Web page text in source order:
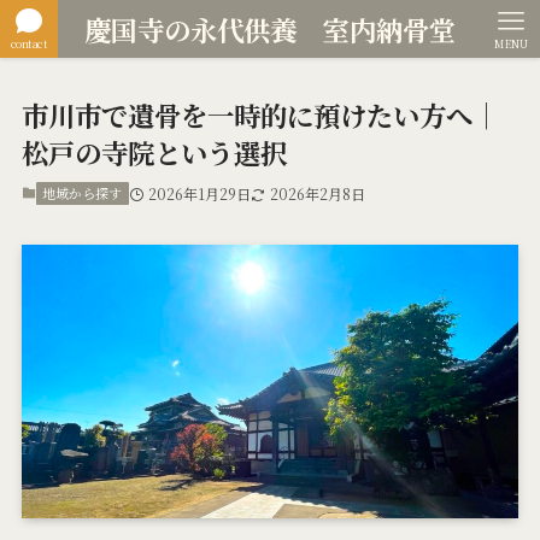
慶国寺の永代供養 室内納骨堂
contact MENU
市川市で遺骨を一時的に預けたい方へ｜
松戸の寺院という選択
地域から探す 2026年1月29日 2026年2月8日